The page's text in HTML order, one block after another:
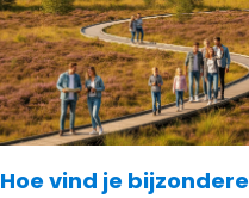
Hoe vind je bijzondere